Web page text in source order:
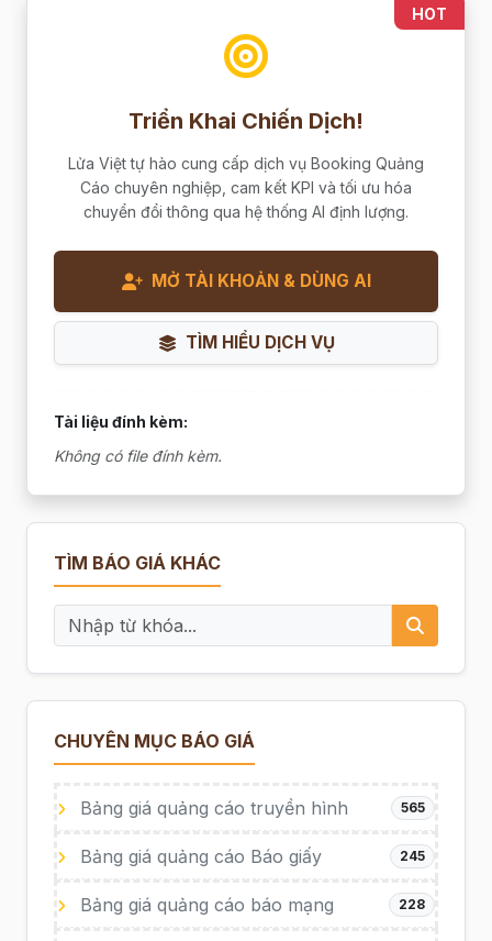
HOT
Triển Khai Chiến Dịch!
Lửa Việt tự hào cung cấp dịch vụ Booking Quảng
Cáo chuyên nghiệp, cam kết KPI và tối ưu hóa
chuyển đổi thông qua hệ thống AI định lượng.
MỞ TÀI KHOẢN & DÙNG AI
TÌM HIỂU DỊCH VỤ
Tài liệu đính kèm:
Không có file đính kèm.
TÌM BÁO GIÁ KHÁC
CHUYÊN MỤC BÁO GIÁ
Bảng giá quảng cáo truyền hình 565
Bảng giá quảng cáo Báo giấy 245
Bảng giá quảng cáo báo mạng 228